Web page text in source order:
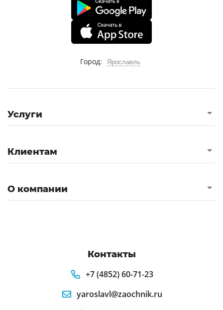
Город: Ярославль
Услуги
Клиентам
О компании
Контакты
+7 (4852) 60-71-23
yaroslavl@zaochnik.ru